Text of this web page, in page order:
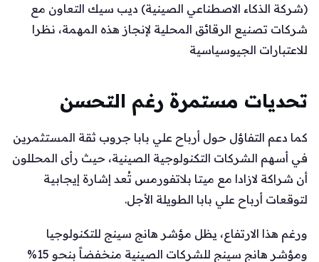
(شركة الذكاء الاصطناعي الصينية) ديب سيك التعاون مع
شركات تصنيع الرقائق المحلية لإنجاز هذه المهمة، نظرا
للاعتبارات الجيوسياسية
تحديات مستمرة رغم التحسن
كما دعم التفاؤل حول أرباح علي بابا جروب ثقة المستثمرين
في أسهم الشركات التكنولوجية الصينية، حيث رأى المحللون
أن شراكة لازادا مع ميتا بلاتفورمس تُعد إشارة إيجابية
لتوقعات أرباح علي بابا الطويلة الأجل.
ورغم هذا الارتفاع، يظل مؤشر هانج سينج للتكنولوجيا
ومؤشر هانج سينج للشركات الصينية منخفضاً بنحو 15%